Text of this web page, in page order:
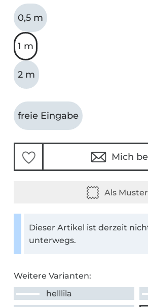
0,5 m
1 m
2 m
freie Eingabe
Mich
Dieser Artikel ist derzeit
unterwegs.
Weitere Varianten:
helllila